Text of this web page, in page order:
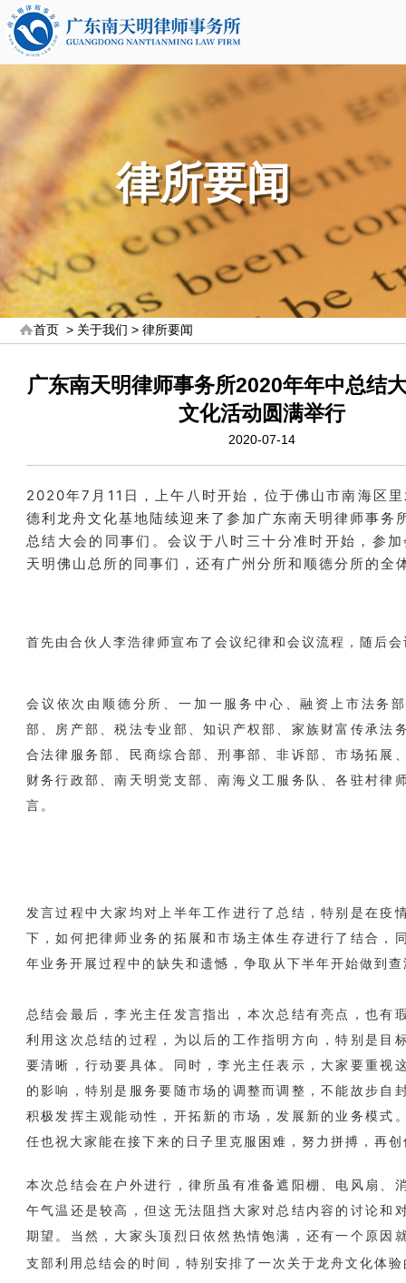
律所要闻
首页 > 关于我们 >律所要闻
广东南天明律师事务所2020年年中总结
文化活动圆满举行
2020-07-14
2020年7月11日，上午八时开始，位于佛山市南海区
德利龙舟文化基地陆续迎来了参加广东南天明律师事务
总结大会的同事们。会议于八时三十分准时开始，参
天明佛山总所的同事们，还有广州分所和顺德分所的全
首先由合伙人李浩律师宣布了会议纪律和会议流程，随后
会议依次由顺德分所、一加一服务中心、融资上市法务
部、房产部、税法专业部、知识产权部、家族财富传承法
合法律服务部、民商综合部、刑事部、非诉部、市场拓展
财务行政部、南天明党支部、南海义工服务队、各驻村律
言。
发言过程中大家均对上半年工作进行了总结，特别是在疫
下，如何把律师业务的拓展和市场主体生存进行了结合，
年业务开展过程中的缺失和遗憾，争取从下半年开始做到
总结会最后，李光主任发言指出，本次总结有亮点，也有
利用这次总结的过程，为以后的工作指明方向，特别是目
要清晰，行动要具体。同时，李光主任表示，大家要重视
的影响，特别是服务要随市场的调整而调整，不能故步自
积极发挥主观能动性，开拓新的市场，发展新的业务模式
任也祝大家能在接下来的日子里克服困难，努力拼搏，再
本次总结会在户外进行，律所虽有准备遮阳棚、电风扇、
午气温还是较高，但这无法阻挡大家对总结内容的讨论和
期望。当然，大家头顶烈日依然热情饱满，还有一个原因
支部利用总结会的时间，特别安排了一次关于龙舟文化体